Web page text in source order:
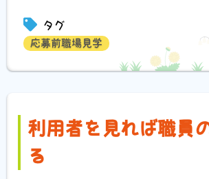
タグ
応募前職場見学
利用者を見れば職員
る